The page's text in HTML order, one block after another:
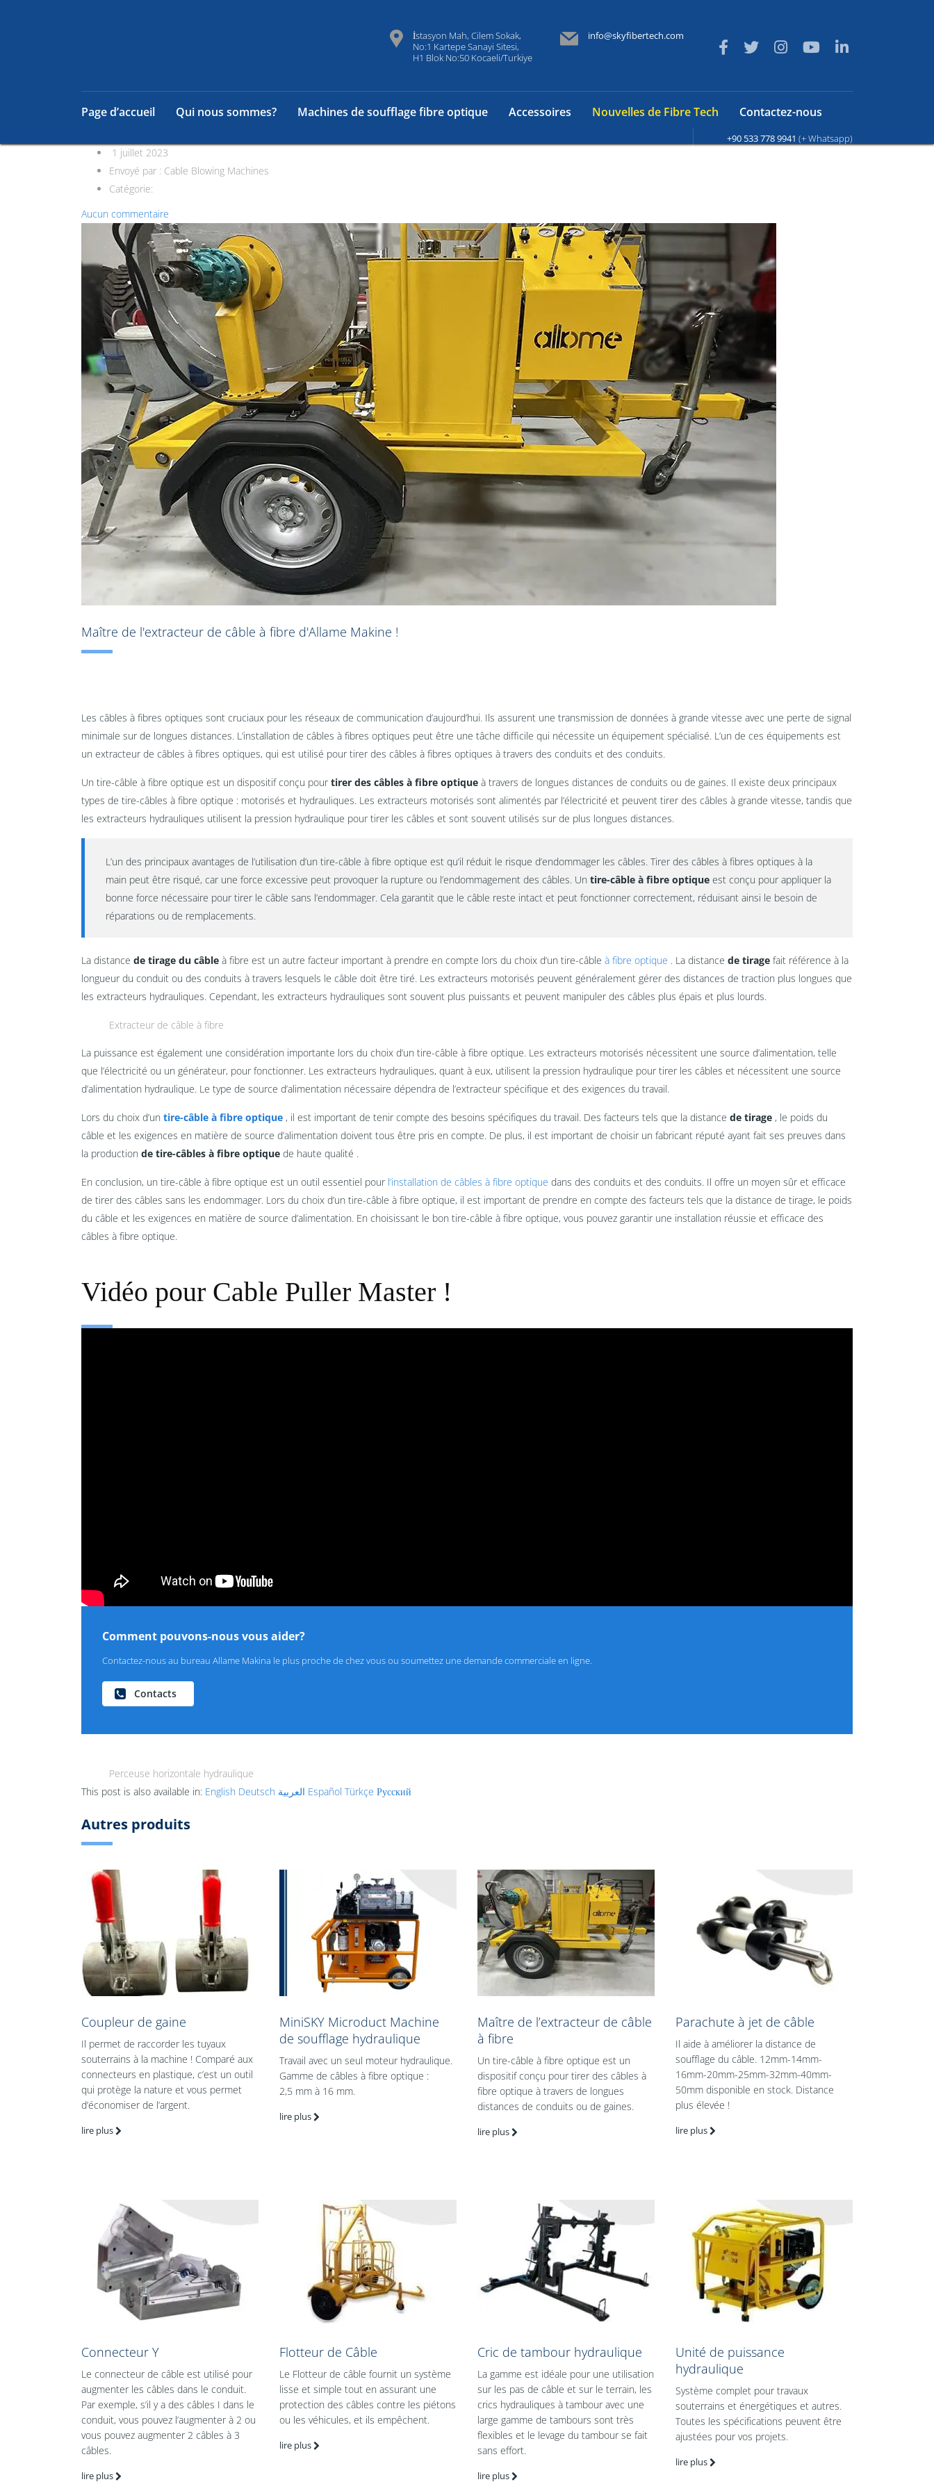
İstasyon Mah, Cilem Sokak,
No:1 Kartepe Sanayi Sitesi,
H1 Blok No:50 Kocaeli/Turkiye
info@skyfibertech.com
Page d’accueil Qui nous sommes? Machines de soufflage fibre optique Accessoires Nouvelles de Fibre Tech Contactez-nous
+90 533 778 9941 (+ Whatsapp)
1 juillet 2023
Envoyé par : Cable Blowing Machines
Catégorie:
Aucun commentaire
Maître de l'extracteur de câble à fibre d'Allame Makine !
Les câbles à fibres optiques sont cruciaux pour les réseaux de communication d’aujourd’hui. Ils assurent une transmission de données à grande vitesse avec une perte de signal
minimale sur de longues distances. L’installation de câbles à fibres optiques peut être une tâche difficile qui nécessite un équipement spécialisé. L’un de ces équipements est
un extracteur de câbles à fibres optiques, qui est utilisé pour tirer des câbles à fibres optiques à travers des conduits et des conduits.
Un tire-câble à fibre optique est un dispositif conçu pourtirer des câbles à fibre optique à travers de longues distances de conduits ou de gaines. Il existe deux principaux
types de tire-câbles à fibre optique : motorisés et hydrauliques. Les extracteurs motorisés sont alimentés par l’électricité et peuvent tirer des câbles à grande vitesse, tandis que
les extracteurs hydrauliques utilisent la pression hydraulique pour tirer les câbles et sont souvent utilisés sur de plus longues distances.
L’un des principaux avantages de l’utilisation d’un tire-câble à fibre optique est qu’il réduit le risque d’endommager les câbles. Tirer des câbles à fibres optiques à la
main peut être risqué, car une force excessive peut provoquer la rupture ou l’endommagement des câbles. Un tire-câble à fibre optique est conçu pour appliquer la
bonne force nécessaire pour tirer le câble sans l’endommager. Cela garantit que le câble reste intact et peut fonctionner correctement, réduisant ainsi le besoin de
réparations ou de remplacements.
La distance de tirage du câble à fibre est un autre facteur important à prendre en compte lors du choix d’un tire-câble à fibre optique . La distance de tirage fait référence à la
longueur du conduit ou des conduits à travers lesquels le câble doit être tiré. Les extracteurs motorisés peuvent généralement gérer des distances de traction plus longues que
les extracteurs hydrauliques. Cependant, les extracteurs hydrauliques sont souvent plus puissants et peuvent manipuler des câbles plus épais et plus lourds.
Extracteur de câble à fibre
La puissance est également une considération importante lors du choix d’un tire-câble à fibre optique. Les extracteurs motorisés nécessitent une source d’alimentation, telle
que l’électricité ou un générateur, pour fonctionner. Les extracteurs hydrauliques, quant à eux, utilisent la pression hydraulique pour tirer les câbles et nécessitent une source
d’alimentation hydraulique. Le type de source d’alimentation nécessaire dépendra de l’extracteur spécifique et des exigences du travail.
Lors du choix d’un tire-câble à fibre optique , il est important de tenir compte des besoins spécifiques du travail. Des facteurs tels que la distance de tirage , le poids du
câble et les exigences en matière de source d’alimentation doivent tous être pris en compte. De plus, il est important de choisir un fabricant réputé ayant fait ses preuves dans
la production de tire-câbles à fibre optique de haute qualité .
En conclusion, un tire-câble à fibre optique est un outil essentiel pour l’installation de câbles à fibre optique dans des conduits et des conduits. Il offre un moyen sûr et efficace
de tirer des câbles sans les endommager. Lors du choix d’un tire-câble à fibre optique, il est important de prendre en compte des facteurs tels que la distance de tirage, le poids
du câble et les exigences en matière de source d’alimentation. En choisissant le bon tire-câble à fibre optique, vous pouvez garantir une installation réussie et efficace des
câbles à fibre optique.
Vidéo pour Cable Puller Master !
Comment pouvons-nous vous aider?
Contactez-nous au bureau Allame Makina le plus proche de chez vous ou soumettez une demande commerciale en ligne.
Contacts
Perceuse horizontale hydraulique
This post is also available in: English Deutsch العربية Español Türkçe Русский
Autres produits
Coupleur de gaine
Il permet de raccorder les tuyaux
souterrains à la machine ! Comparé aux
connecteurs en plastique, c’est un outil
qui protège la nature et vous permet
d’économiser de l’argent.
lire plus
MiniSKY Microduct Machine
de soufflage hydraulique
Travail avec un seul moteur hydraulique.
Gamme de câbles à fibre optique :
2,5 mm à 16 mm.
lire plus
Maître de l’extracteur de câble
à fibre
Un tire-câble à fibre optique est un
dispositif conçu pour tirer des câbles à
fibre optique à travers de longues
distances de conduits ou de gaines.
lire plus
Parachute à jet de câble
Il aide à améliorer la distance de
soufflage du câble. 12mm-14mm-
16mm-20mm-25mm-32mm-40mm-
50mm disponible en stock. Distance
plus élevée !
lire plus
Connecteur Y
Le connecteur de câble est utilisé pour
augmenter les câbles dans le conduit.
Par exemple, s’il y a des câbles I dans le
conduit, vous pouvez l’augmenter à 2 ou
vous pouvez augmenter 2 câbles à 3
câbles.
lire plus
Flotteur de Câble
Le Flotteur de câble fournit un système
lisse et simple tout en assurant une
protection des câbles contre les piétons
ou les véhicules, et ils empêchent.
lire plus
Cric de tambour hydraulique
La gamme est idéale pour une utilisation
sur les pas de câble et sur le terrain, les
crics hydrauliques à tambour avec une
large gamme de tambours sont très
flexibles et le levage du tambour se fait
sans effort.
lire plus
Unité de puissance
hydraulique
Système complet pour travaux
souterrains et énergétiques et autres.
Toutes les spécifications peuvent être
ajustées pour vos projets.
lire plus